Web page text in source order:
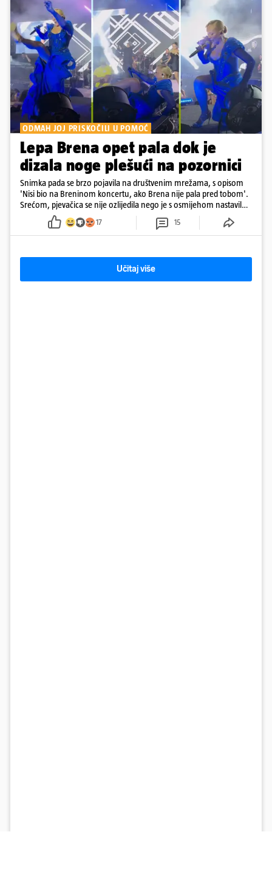
ODMAH JOJ PRISKOČILI U POMOĆ
Lepa Brena opet pala dok je
dizala noge plešući na pozornici
Snimka pada se brzo pojavila na društvenim mrežama, s opisom
'Nisi bio na Breninom koncertu, ako Brena nije pala pred tobom'.
Srećom, pjevačica se nije ozlijedila nego je s osmijehom nastavila
17 15
Učitaj više